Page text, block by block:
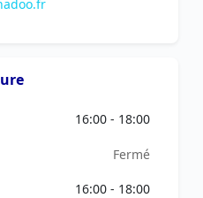
16:00 - 18:00
Fermé
16:00 - 18:00